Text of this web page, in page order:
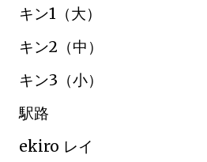
キン1（大）
キン2（中）
キン3（小）
駅路
ekiro レイ